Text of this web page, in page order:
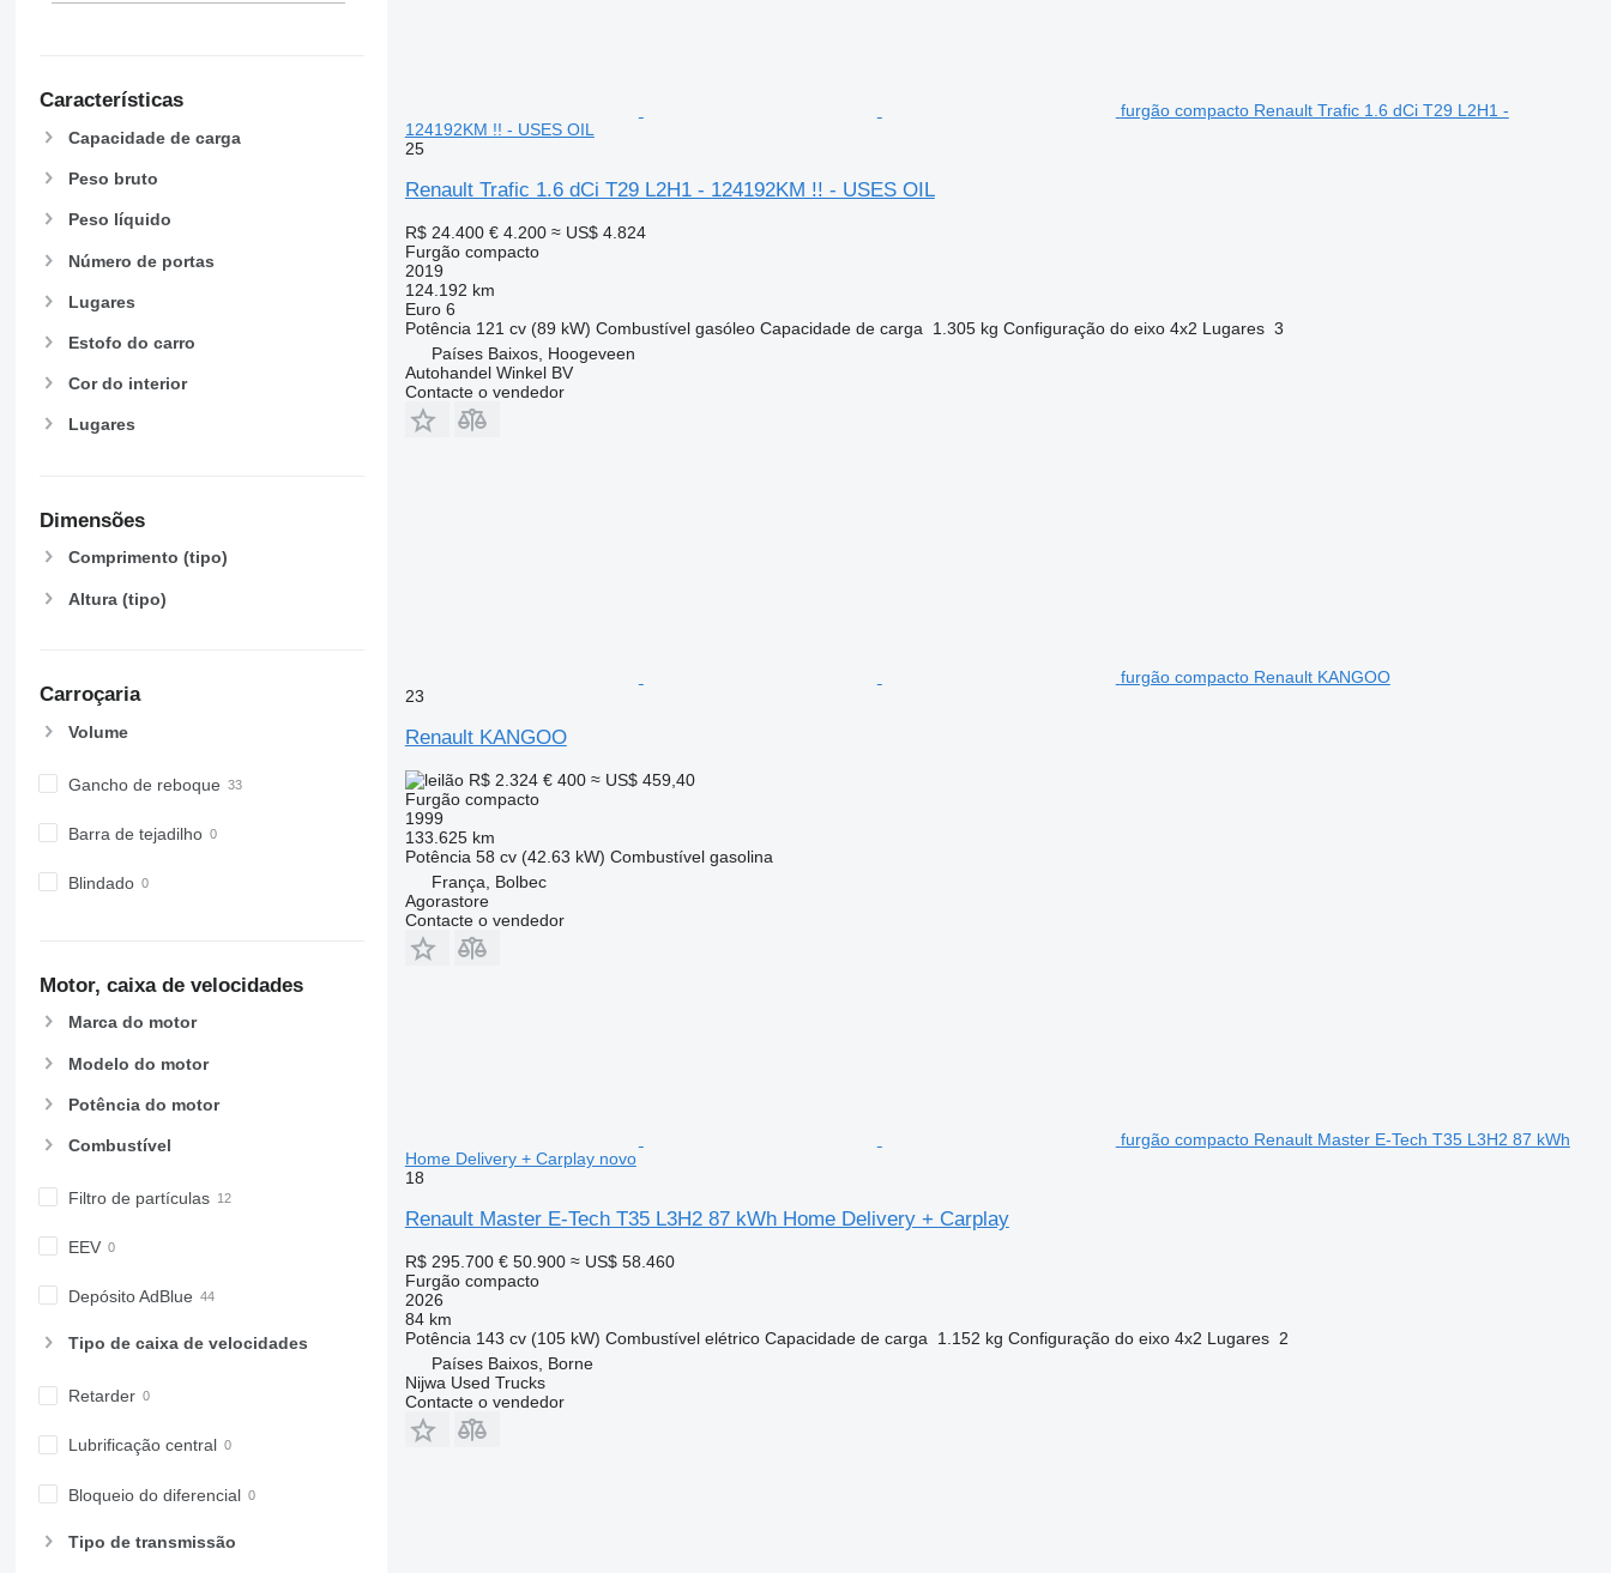
Características
Capacidade de carga
Peso bruto
Peso líquido
Número de portas
Lugares
Estofo do carro
Cor do interior
Lugares
Dimensões
Comprimento (tipo)
Altura (tipo)
Carroçaria
Volume
Gancho de reboque
Barra de tejadilho
Blindado
Motor, caixa de velocidades
Marca do motor
Modelo do motor
Potência do motor
Combustível
Filtro de partículas
EEV
Depósito AdBlue
Tipo de caixa de velocidades
Retarder
Lubrificação central
Bloqueio do diferencial
Tipo de transmissão
furgão compacto Renault Trafic 1.6 dCi T29 L2H1 -
124192KM !! - USES OIL
25
Renault Trafic 1.6 dCi T29 L2H1 - 124192KM !! - USES OIL
R$ 24.400 € 4.200 ≈ US$ 4.824
Furgão compacto
2019
124.192 km
Euro 6
Potência 121 cv (89 kW) Combustível gasóleo Capacidade de carga 1.305 kg Configuração do eixo 4x2 Lugares 3
Países Baixos, Hoogeveen
Autohandel Winkel BV
Contacte o vendedor
furgão compacto Renault KANGOO
23
Renault KANGOO
R$ 2.324 € 400 ≈ US$ 459,40
Furgão compacto
1999
133.625 km
Potência 58 cv (42.63 kW) Combustível gasolina
França, Bolbec
Agorastore
Contacte o vendedor
furgão compacto Renault Master E-Tech T35 L3H2 87 kWh
Home Delivery + Carplay novo
18
Renault Master E-Tech T35 L3H2 87 kWh Home Delivery + Carplay
R$ 295.700 € 50.900 ≈ US$ 58.460
Furgão compacto
2026
84 km
Potência 143 cv (105 kW) Combustível elétrico Capacidade de carga 1.152 kg Configuração do eixo 4x2 Lugares 2
Países Baixos, Borne
Nijwa Used Trucks
Contacte o vendedor